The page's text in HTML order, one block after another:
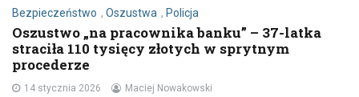
Bezpieczeństwo , Oszustwa , Policja
Oszustwo „na pracownika banku” – 37-latka
straciła 110 tysięcy złotych w sprytnym
procederze
14 stycznia 2026 Maciej Nowakowski